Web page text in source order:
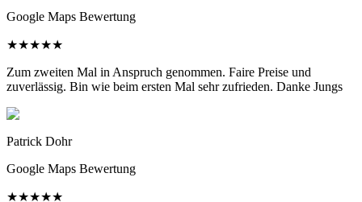
Google Maps Bewertung
★★★★★
Zum zweiten Mal in Anspruch genommen. Faire Preise und
zuverlässig. Bin wie beim ersten Mal sehr zufrieden. Danke Jungs
Patrick Dohr
Google Maps Bewertung
★★★★★